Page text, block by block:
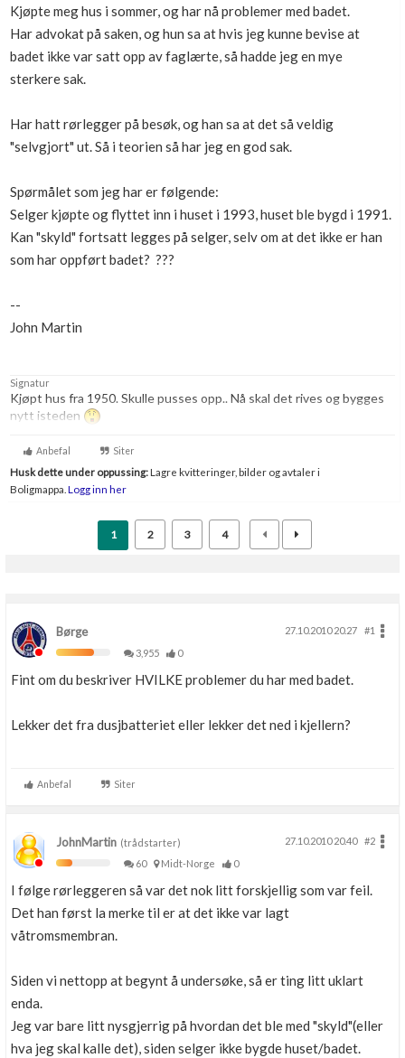
Boligmappa+
Få mer ut av Boligmappa
Nytt
Kjøpte meg hus i sommer, og har nå problemer med badet.
Har advokat på saken, og hun sa at hvis jeg kunne bevise at
badet ikke var satt opp av faglærte, så hadde jeg en mye
sterkere sak.
Har hatt rørlegger på besøk, og han sa at det så veldig
"selvgjort" ut. Så i teorien så har jeg en god sak.
Spørmålet som jeg har er følgende:
Selger kjøpte og flyttet inn i huset i 1993, huset ble bygd i 1991.
Kan "skyld" fortsatt legges på selger, selv om at det ikke er han
som har oppført badet? ???
--
John Martin
Signatur
Kjøpt hus fra 1950. Skulle pusses opp.. Nå skal det rives og bygges
nytt isteden
Anbefal Siter
Husk dette under oppussing:Lagre kvitteringer, bilder og avtaler i
Boligmappa. Logg inn her
1 2 3 4
Børge 27.10.2010 20.27
#1
3,955
0
Fint om du beskriver HVILKE problemer du har med badet.
Lekker det fra dusjbatteriet eller lekker det ned i kjellern?
Anbefal Siter
JohnMartin (trådstarter) 27.10.2010 20.40
#2
60
Midt-Norge 0
I følge rørleggeren så var det nok litt forskjellig som var feil.
Det han først la merke til er at det ikke var lagt
våtromsmembran.
Siden vi nettopp at begynt å undersøke, så er ting litt uklart
enda.
Jeg var bare litt nysgjerrig på hvordan det ble med "skyld"(eller
hva jeg skal kalle det), siden selger ikke bygde huset/badet.